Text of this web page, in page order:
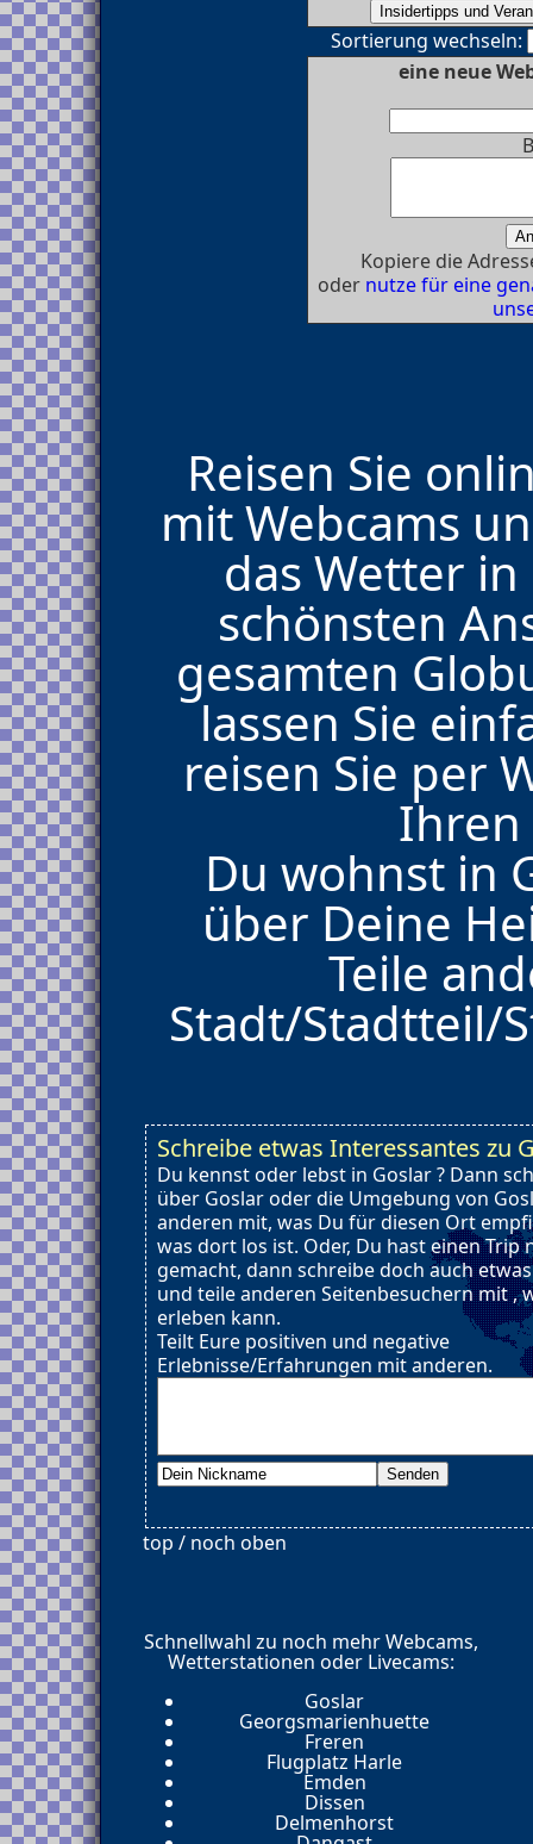
Sortierung wechseln:
eine neue
Kopiere die
oder nutze für eine
Reisen Sie
mit Webcams
das Wetter
schönsten
gesamten
lassen Sie
reisen Sie per
Ihren
Du wohnst in
über Deine
Teile
Stadt/Stadtteil/
Schreibe etwas Interessantes zu
Du kennst oder lebst in Goslar ? Dann
über Goslar oder die Umgebung von
anderen mit, was Du für diesen Ort
was dort los ist. Oder, Du hast einen Trip
gemacht, dann schreibe doch auch
und teile anderen Seitenbesuchern mit ,
erleben kann.
Teilt Eure positiven und negative
Erlebnisse/Erfahrungen mit anderen.
top / noch oben
Schnellwahl zu noch mehr Webcams,
Wetterstationen oder Livecams:
Goslar
Georgsmarienhuette
Freren
Flugplatz Harle
Emden
Dissen
Delmenhorst